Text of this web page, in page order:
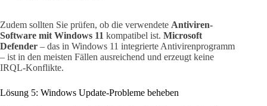
Zudem sollten Sie prüfen, ob die verwendete Antiviren-
Software mit Windows 11 kompatibel ist. Microsoft
Defender – das in Windows 11 integrierte Antivirenprogramm
– ist in den meisten Fällen ausreichend und erzeugt keine
IRQL-Konflikte.
Lösung 5: Windows Update-Probleme beheben